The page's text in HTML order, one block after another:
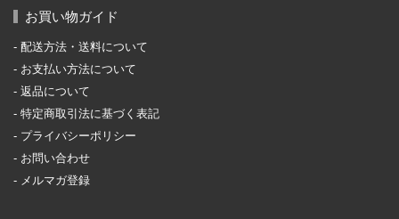
お買い物ガイド
配送方法・送料について
お支払い方法について
返品について
特定商取引法に基づく表記
プライバシーポリシー
お問い合わせ
メルマガ登録